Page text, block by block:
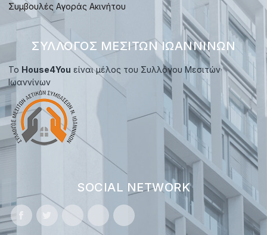
Συμβουλές Αγοράς Ακινήτου
ΣΎΛΛΟΓΟΣ ΜΕΣΙΤΏΝ ΙΩΑΝΝΊΝΩΝ
Το House4You είναι μέλος του Συλλόγου Μεσιτών
Ιωαννίνων
SOCIAL NETWORK